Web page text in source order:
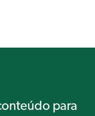
para